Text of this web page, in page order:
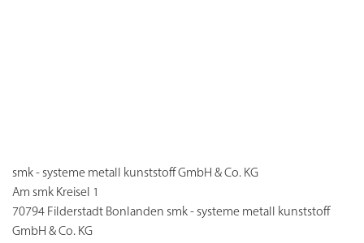
smk - systeme metall kunststoff GmbH & Co. KG
Am smk Kreisel 1
70794 Filderstadt Bonlanden smk - systeme metall kunststoff
GmbH & Co. KG